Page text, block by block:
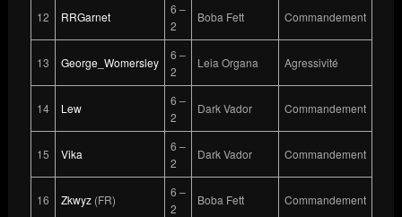
12 RRGarnet
6 –
2
Boba Fett Commandement
13 George_Womersley
6 –
2
Leia Organa Agressivité
14 Lew
6 –
2
Dark Vador Commandement
15 Vika
6 –
2
Dark Vador Commandement
16 Zkwyz(FR)
6 –
2
Boba Fett Commandement